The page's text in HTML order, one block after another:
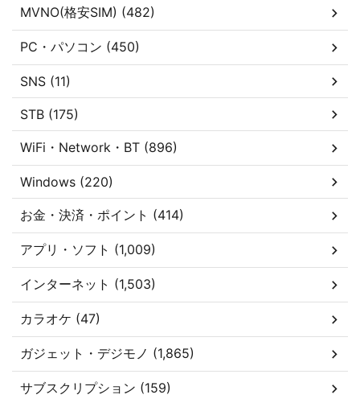
MVNO(格安SIM) (482)
PC・パソコン (450)
SNS (11)
STB (175)
WiFi・Network・BT (896)
Windows (220)
お金・決済・ポイント (414)
アプリ・ソフト (1,009)
インターネット (1,503)
カラオケ (47)
ガジェット・デジモノ (1,865)
サブスクリプション (159)